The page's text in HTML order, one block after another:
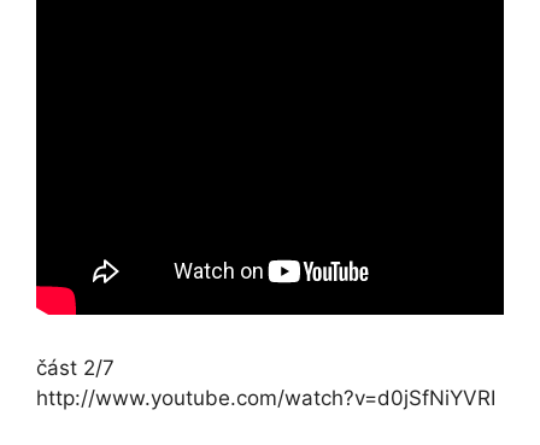
část 2/7
http://www.youtube.com/watch?v=d0jSfNiYVRI